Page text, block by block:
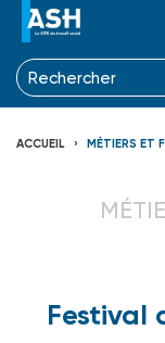
ACCUEIL MÉTIERS ET
Festival